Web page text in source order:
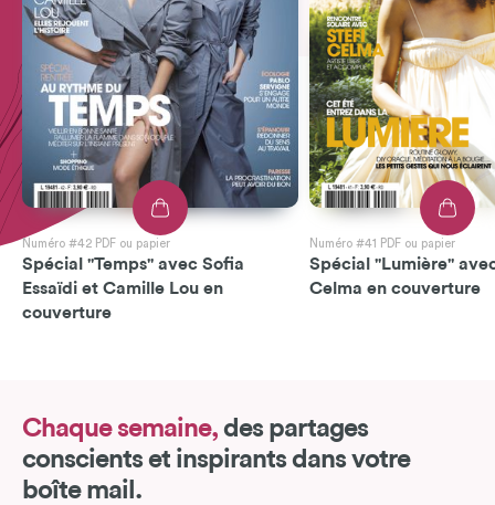
Numéro #42 PDF ou papier
Spécial "Temps" avec Sofia
Essaïdi et Camille Lou en
couverture
Numéro #41 PDF ou papier
Spécial "Lumière"
Celma en couverture
Chaque semaine, des partages
conscients et inspirants dans votre
boîte mail.